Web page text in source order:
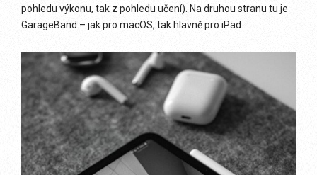
pohledu výkonu, tak z pohledu učení). Na druhou stranu tu je
GarageBand – jak pro macOS, tak hlavně pro iPad.